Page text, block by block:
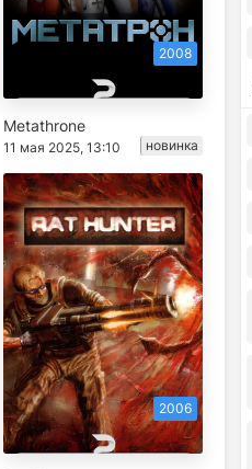
2008
Metathrone
11 мая 2025, 13:10 новинка
2006